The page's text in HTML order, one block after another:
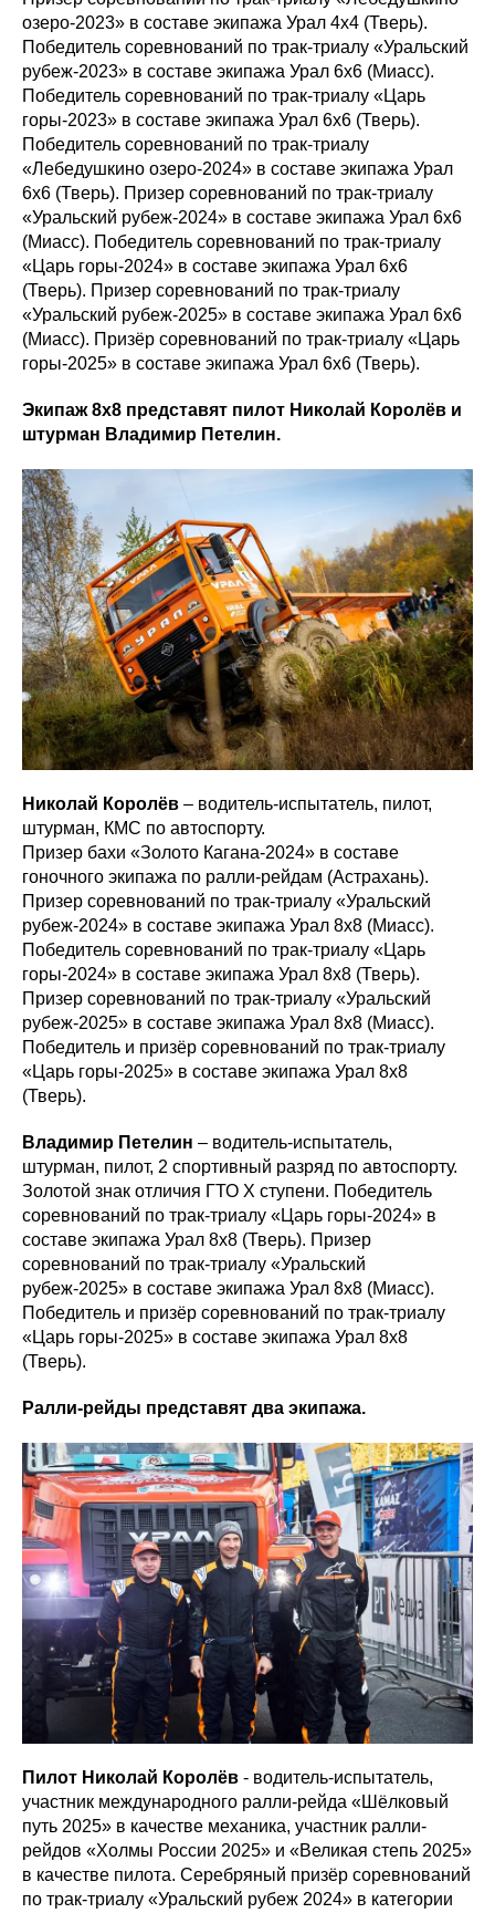
озеро-2023» в составе экипажа Урал 4х4 (Тверь).
Победитель соревнований по трак-триалу «Уральский
рубеж-2023» в составе экипажа Урал 6х6 (Миасс).
Победитель соревнований по трак-триалу «Царь
горы-2023» в составе экипажа Урал 6х6 (Тверь).
Победитель соревнований по трак-триалу
«Лебедушкино озеро-2024» в составе экипажа Урал
6х6 (Тверь). Призер соревнований по трак-триалу
«Уральский рубеж-2024» в составе экипажа Урал 6х6
(Миасс). Победитель соревнований по трак-триалу
«Царь горы-2024» в составе экипажа Урал 6х6
(Тверь). Призер соревнований по трак-триалу
«Уральский рубеж-2025» в составе экипажа Урал 6х6
(Миасс). Призёр соревнований по трак-триалу «Царь
горы-2025» в составе экипажа Урал 6х6 (Тверь).
Экипаж 8х8 представят пилот Николай Королёв и
штурман Владимир Петелин.
Николай Королёв – водитель-испытатель, пилот,
штурман, КМС по автоспорту.
Призер бахи «Золото Кагана-2024» в составе
гоночного экипажа по ралли-рейдам (Астрахань).
Призер соревнований по трак-триалу «Уральский
рубеж-2024» в составе экипажа Урал 8х8 (Миасс).
Победитель соревнований по трак-триалу «Царь
горы-2024» в составе экипажа Урал 8х8 (Тверь).
Призер соревнований по трак-триалу «Уральский
рубеж-2025» в составе экипажа Урал 8х8 (Миасс).
Победитель и призёр соревнований по трак-триалу
«Царь горы-2025» в составе экипажа Урал 8х8
(Тверь).
Владимир Петелин – водитель-испытатель,
штурман, пилот, 2 спортивный разряд по автоспорту.
Золотой знак отличия ГТО Х ступени. Победитель
соревнований по трак-триалу «Царь горы-2024» в
составе экипажа Урал 8х8 (Тверь). Призер
соревнований по трак-триалу «Уральский
рубеж-2025» в составе экипажа Урал 8х8 (Миасс).
Победитель и призёр соревнований по трак-триалу
«Царь горы-2025» в составе экипажа Урал 8х8
(Тверь).
Ралли-рейды представят два экипажа.
Пилот Николай Королёв - водитель-испытатель,
участник международного ралли-рейда «Шёлковый
путь 2025» в качестве механика, участник ралли-
рейдов «Холмы России 2025» и «Великая степь 2025»
в качестве пилота. Серебряный призёр соревнований
по трак-триалу «Уральский рубеж 2024» в категории